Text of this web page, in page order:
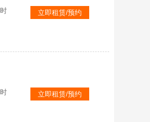
立即租赁/预约
立即租赁/预约